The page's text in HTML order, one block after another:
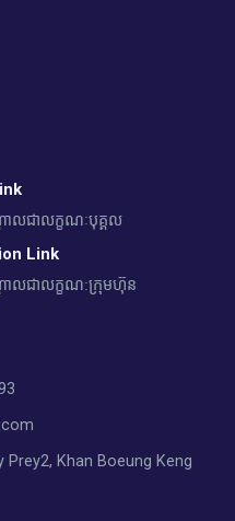
តាលជាលក្ខណៈបុគ្គល
Link
ណ្តាលជាលក្ខណ:ក្រុមហ៊ុន
Prey2, Khan Boeung Keng